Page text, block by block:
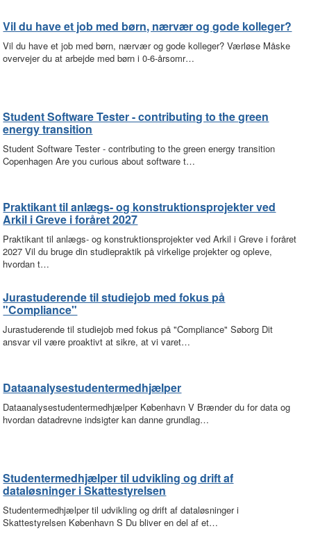
Vil du have et job med børn, nærvær og gode kolleger?
Vil du have et job med børn, nærvær og gode kolleger? Værløse Måske
overvejer du at arbejde med børn i 0-6-årsomr…
Student Software Tester - contributing to the green
energy transition
Student Software Tester - contributing to the green energy transition
Copenhagen Are you curious about software t…
Praktikant til anlægs- og konstruktionsprojekter ved
Arkil i Greve i foråret 2027
Praktikant til anlægs- og konstruktionsprojekter ved Arkil i Greve i foråret
2027 Vil du bruge din studiepraktik på virkelige projekter og opleve,
hvordan t…
Jurastuderende til studiejob med fokus på
"Compliance"
Jurastuderende til studiejob med fokus på "Compliance" Søborg Dit
ansvar vil være proaktivt at sikre, at vi varet…
Dataanalysestudentermedhjælper
Dataanalysestudentermedhjælper København V Brænder du for data og
hvordan datadrevne indsigter kan danne grundlag…
Studentermedhjælper til udvikling og drift af
dataløsninger i Skattestyrelsen
Studentermedhjælper til udvikling og drift af dataløsninger i
Skattestyrelsen København S Du bliver en del af et…